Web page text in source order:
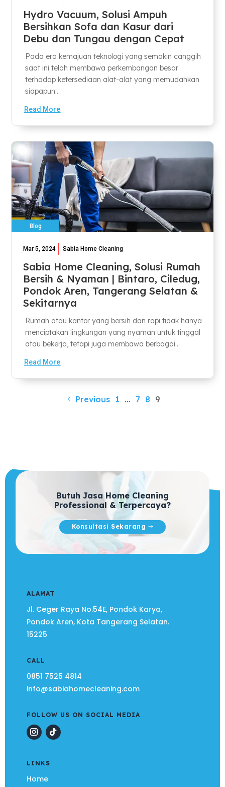
Hydro Vacuum, Solusi Ampuh
Bersihkan Sofa dan Kasur dari
Debu dan Tungau dengan Cepat
Pada era kemajuan teknologi yang semakin canggih
saat ini telah membawa perkembangan besar
terhadap ketersediaan alat-alat yang memudahkan
siapapun...
Read More
Blog
Mar 5, 2024 Sabia Home Cleaning
Sabia Home Cleaning, Solusi Rumah
Bersih & Nyaman | Bintaro, Ciledug,
Pondok Aren, Tangerang Selatan &
Sekitarnya
Rumah atau kantor yang bersih dan rapi tidak hanya
menciptakan lingkungan yang nyaman untuk tinggal
atau bekerja, tetapi juga membawa berbagai...
Read More
Previous 1 … 7 8 9
Butuh Jasa Home Cleaning
Professional & Terpercaya?
Konsultasi Sekarang
ALAMAT
Jl. Ceger Raya No.54E, Pondok Karya,
Pondok Aren, Kota Tangerang Selatan.
15225
CALL
0851 7525 4814
info@sabiahomecleaning.com
FOLLOW US ON SOCIAL MEDIA
LINKS
Home